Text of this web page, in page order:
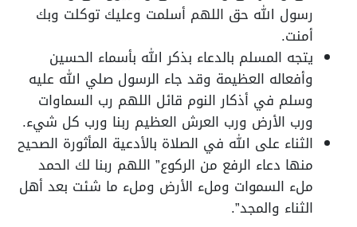
رسول الله حق اللهم أسلمت وعليك توكلت وبك
أمنت.
يتجه المسلم بالدعاء بذكر الله بأسماء الحسين
وأفعاله العظيمة وقد جاء الرسول صلي الله عليه
وسلم في أذكار النوم قائل اللهم رب السماوات
ورب الأرض ورب العرش العظيم ربنا ورب كل شيء.
الثناء على الله في الصلاة بالأدعية المأثورة الصحيح
منها دعاء الرفع من الركوع” اللهم ربنا لك الحمد
ملء السموات وملء الأرض وملء ما شئت بعد أهل
الثناء والمجد”.